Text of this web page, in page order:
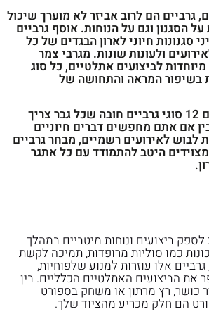
גרביים הם לרוב אביזר לא מוערך שיכול
הסגנון וגם על הנוחות. אוסף גרביים
סגנונות חיוני לארון הבגדים של כל
ולעונות שונות. מגרבי צמר
לביצועים אתלטיים, כל סוג
בשיפור המראה והתחושה של
במאמר זה אנו בוחנים 12 סוגי גרביים חובה שכל גבר צריך
אם אתם מחפשים דברים חיוניים
לבוש לאירועים רשמיים, מבחר גרביים
היטב להתמודד עם כל אתגר
לספק ביצועים ונוחות מיטביים במהלך
כמו סוליות מרופדות, תמיכה לקשת
אלו עוזרות למנוע שלפוחיות,
את הביצועים האתלטיים הכלליים. בין
רץ מרתון או משחק בספורט
הם חלק מכריע מהציוד שלך.